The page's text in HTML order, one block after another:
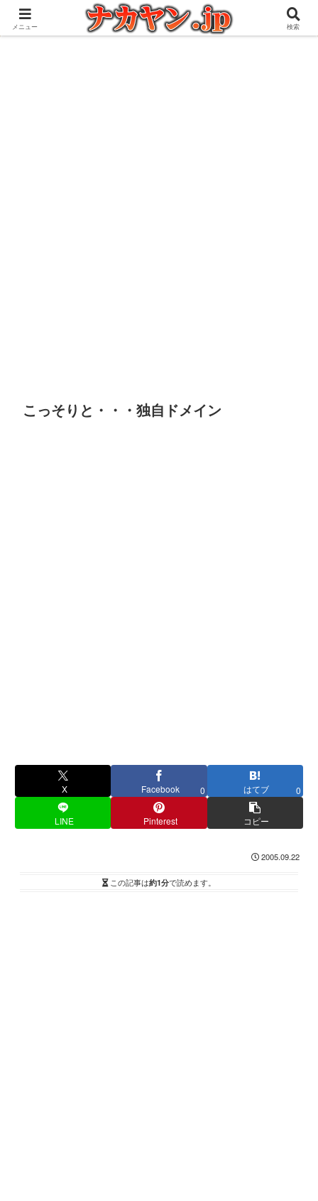
アウトドアとガジェット好きな管理人の愉快な日々を綴るブログ
こっそりと・・・独自ドメイン
X Facebook 0 はてブ 0
LINE Pinterest コピー
2005.09.22
この記事は約1分で読めます。
メニュー 検索